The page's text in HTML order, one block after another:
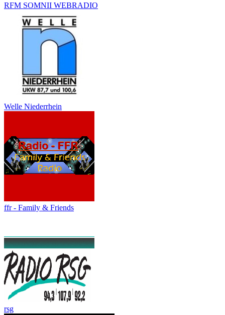
RFM SOMNII WEBRADIO
Welle Niederrhein
ffr - Family & Friends
rsg